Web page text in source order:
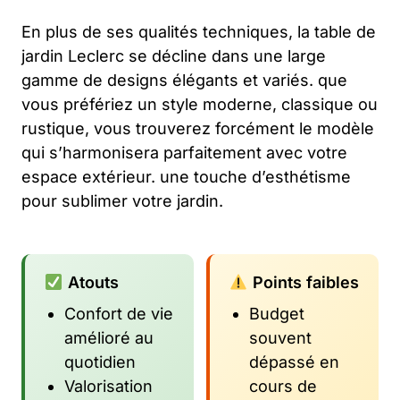
En plus de ses qualités techniques, la table de
jardin Leclerc se décline dans une large
gamme de designs élégants et variés. que
vous préfériez un style moderne, classique ou
rustique, vous trouverez forcément le modèle
qui s’harmonisera parfaitement avec votre
espace extérieur. une touche d’esthétisme
pour sublimer votre jardin.
Atouts
Confort de vie
amélioré au
quotidien
Valorisation
Points faibles
Budget
souvent
dépassé en
cours de